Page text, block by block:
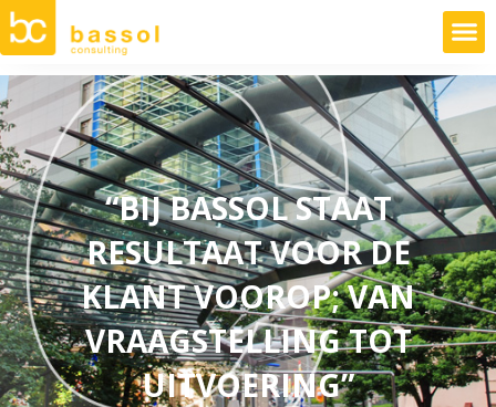
“BIJ BASSOL STAAT
RESULTAAT VOOR DE
KLANT VOOROP; VAN
VRAAGSTELLING TOT
UITVOERING”